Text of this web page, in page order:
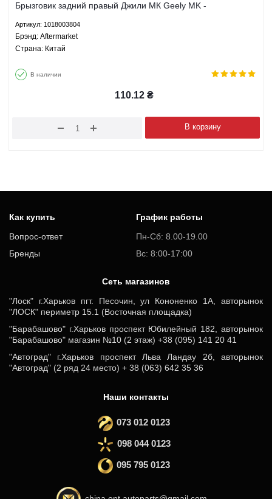
Брызговик задний правый Джили МК Geely MK -
Артикул: 1018003804
Брэнд: Aftermarket
Страна: Китай
В наличии
110.12₴
В корзину
Как купить
Вопрос-ответ
Бренды
График работы
Пн-Сб: 8.00-19.00
Вс: 8:00-17:00
Cеть магазинов
"Лоск" г.Харьков пгт. Песочин, ул Кононенко 1А, авторынок
"ЛОСК" периметр 15.1 (Восточная площадка)
"Барабашово" г.Харьков проспект Юбилейный 182, авторынок
"Барабашово" магазин №10 (2 этаж) +38 (095) 141 20 41
"Автоград" г.Харьков проспект Льва Ландау 2б, авторынок
"Автоград" (2 ряд 24 место) + 38 (063) 642 35 36
Наши контакты
073 012 0123
098 044 0123
095 795 0123